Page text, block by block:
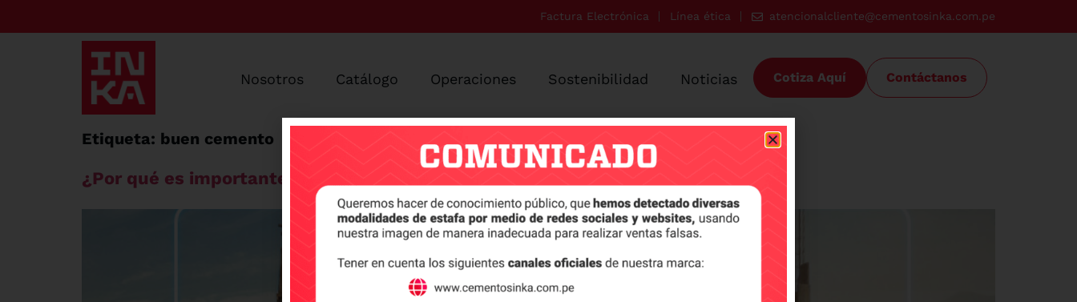
Factura Electrónica Línea ética atencionalcliente@cementosinka.com.pe
Nosotros Catálogo Operaciones Sostenibilidad Noticias Cotiza Aquí Contáctanos
Etiqueta: buen cemento
¿Por qué es importante la albañilería confinada?